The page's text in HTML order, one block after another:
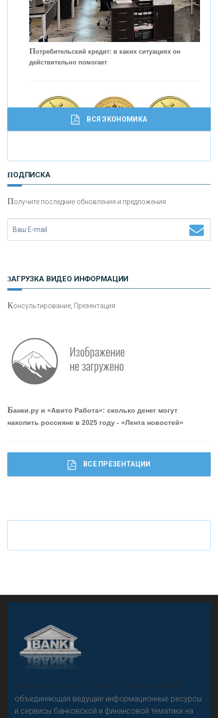
Скорость - один из главных трендов в
кредитовании бизнеса - «Интервью»
Работа мечты. Что банки делают для того, чтобы
привлечь и удержать персонал - «Интервью»
Потребительский кредит: в каких ситуациях он
действительно помогает
И
сохранения и увеличения капитала
Что будет с наличными деньгами при цифровом
ВСЯ ЭКОНОМИКА
ПОДПИСКА
Получите последние обновления и предложения.
ЗАГРУЗКА ВИДЕО ИНФОРМАЦИИ
Консультирование, Презентация
Банки.ру и «Авито Работа»: сколько денег могут
накопить россияне в 2025 году - «Лента новостей»
ВСЕ ПРЕЗЕНТАЦИИ
«Н
овости Банков России» – группа компаний,
объединяющая ведущие информационные ресурсы
и сервисы банковской и финансовой тематики на